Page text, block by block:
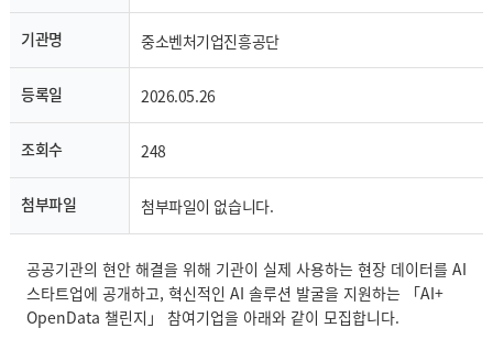
기관명 중소벤처기업진흥공단
등록일 2026.05.26
조회수 248
첨부파일 첨부파일이 없습니다.
공공기관의 현안 해결을 위해 기관이 실제 사용하는 현장 데이터를 AI
스타트업에 공개하고, 혁신적인 AI 솔루션 발굴을 지원하는 「AI+
OpenData 챌린지」 참여기업을 아래와 같이 모집합니다.